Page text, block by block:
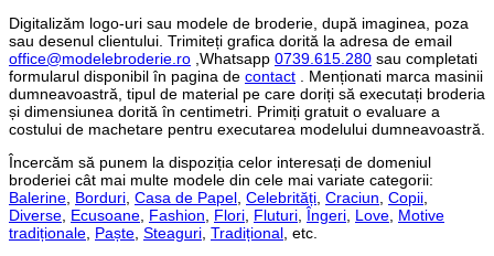
Digitalizăm logo-uri sau modele de broderie, după imaginea, poza
sau desenul clientului. Trimiteți grafica dorită la adresa de email
office@modelebroderie.ro ,Whatsapp 0739.615.280 sau completati
formularul disponibil în pagina de contact . Menționati marca masinii
dumneavoastră, tipul de material pe care doriți să executați broderia
și dimensiunea dorită în centimetri. Primiți gratuit o evaluare a
costului de machetare pentru executarea modelului dumneavoastră.
Încercăm să punem la dispoziția celor interesați de domeniul
broderiei cât mai multe modele din cele mai variate categorii:
Balerine Borduri Casa de Papel Celebrități Craciun Copii
Diverse Ecusoane Fashion Flori Fluturi Îngeri Love Motive
tradiționale Paște Steaguri Tradițional , etc.